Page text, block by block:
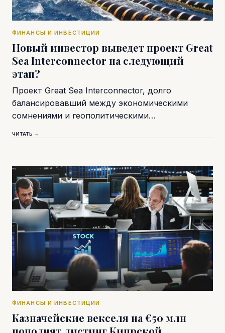
ФИНАНСЫ И ИНВЕСТИЦИИ
Новый инвестор выведет проект Great
Sea Interconnector на следующий
этап?
Проект Great Sea Interconnector, долго
балансировавший между экономическими
сомнениями и геополитическими…
ЧИТАТЬ →
ФИНАНСЫ И ИНВЕСТИЦИИ
Казначейские векселя на €50 млн